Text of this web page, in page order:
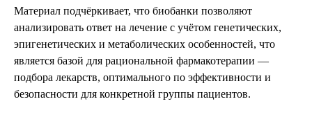
Материал подчёркивает, что биобанки позволяют
анализировать ответ на лечение с учётом генетических,
эпигенетических и метаболических особенностей, что
является базой для рациональной фармакотерапии —
подбора лекарств, оптимального по эффективности и
безопасности для конкретной группы пациентов.